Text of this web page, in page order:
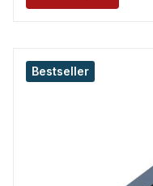
Bestseller